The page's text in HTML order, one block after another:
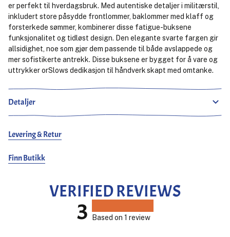
er perfekt til hverdagsbruk. Med autentiske detaljer i militærstil,
inkludert store påsydde frontlommer, baklommer med klaff og
forsterkede sømmer, kombinerer disse fatigue-buksene
funksjonalitet og tidløst design. Den elegante svarte fargen gir
allsidighet, noe som gjør dem passende til både avslappede og
mer sofistikerte antrekk. Disse buksene er bygget for å vare og
uttrykker orSlows dedikasjon til håndverk skapt med omtanke.
Detaljer
Levering & Retur
Finn Butikk
VERIFIED REVIEWS
3 Based on 1 review